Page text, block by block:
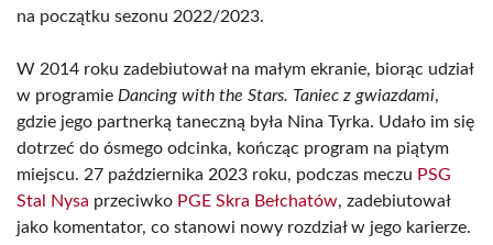
na początku sezonu 2022/2023.
W 2014 roku zadebiutował na małym ekranie, biorąc udział
w programie Dancing with the Stars. Taniec z gwiazdami,
gdzie jego partnerką taneczną była Nina Tyrka. Udało im się
dotrzeć do ósmego odcinka, kończąc program na piątym
miejscu. 27 października 2023 roku, podczas meczu PSG
Stal Nysa przeciwko PGE Skra Bełchatów, zadebiutował
jako komentator, co stanowi nowy rozdział w jego karierze.